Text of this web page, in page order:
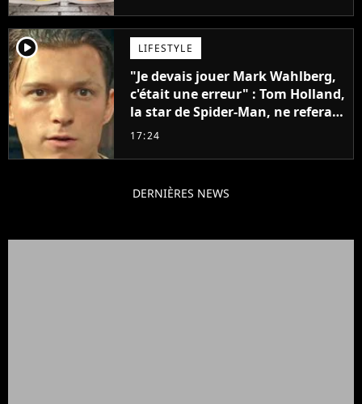
player2 LIFESTYLE
"Je devais jouer Mark Wahlberg,
c'était une erreur" : Tom Holland,
la star de Spider-Man, ne referait
pas ce blockbuster
17:24
DERNIÈRES NEWS